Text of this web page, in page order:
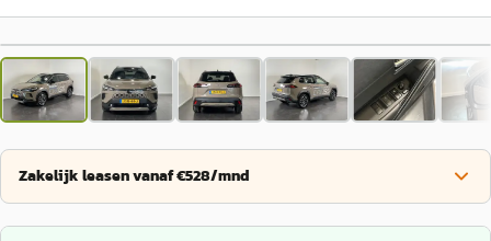
1/22
Zakelijk leasen vanaf €528/mnd